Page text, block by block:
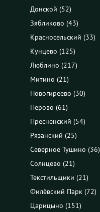
Донской (52)
Зябликово (43)
Красносельский (33)
Кунцево (125)
Люблино (217)
Митино (21)
Новогиреево (30)
Перово (61)
Пресненский (54)
Рязанский (25)
Северное Тушино (36)
Солнцево (21)
Текстильщики (21)
Филёвский Парк (72)
Царицыно (151)